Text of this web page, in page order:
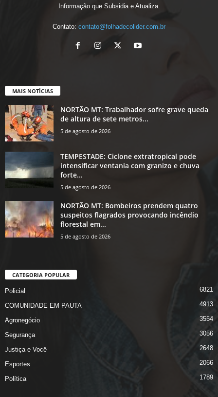
Informação que Subsidia e Atualiza.
Contato: contato@folhadecolider.com.br
MAIS NOTÍCIAS
NORTÃO MT: Trabalhador sofre grave queda
de altura de sete metros...
5 de agosto de 2026
TEMPESTADE: Ciclone extratropical pode
intensificar ventania com granizo e chuva
forte...
5 de agosto de 2026
NORTÃO MT: Bombeiros prendem quatro
suspeitos flagrados provocando incêndio
florestal em...
5 de agosto de 2026
CATEGORIA POPULAR
Policial 6821
COMUNIDADE EM PAUTA 4913
Agronegócio 3554
Segurança 3056
Justiça e Você 2648
Esportes 2066
Política 1789